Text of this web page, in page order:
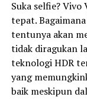
Suka selfie?
tepat.
tentunya akan
tidak diragukan
teknologi HDR
yang
baik meskipun